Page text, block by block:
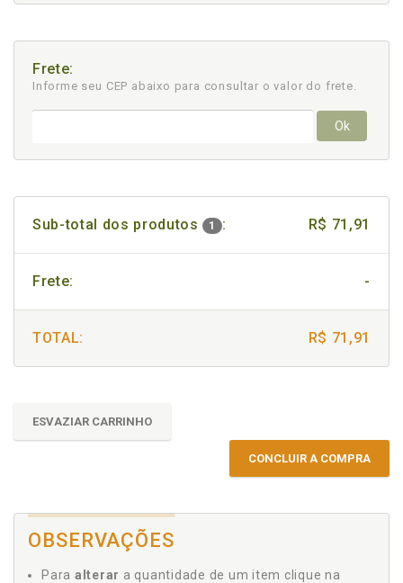
Frete:
Informe seu CEP abaixo para consultar o valor do frete.
Ok
Sub-total dos produtos 1 : R$ 71,91
Frete: -
TOTAL: R$ 71,91
ESVAZIAR CARRINHO
CONCLUIR A COMPRA
OBSERVAÇÕES
Para alterar a quantidade de um item clique na